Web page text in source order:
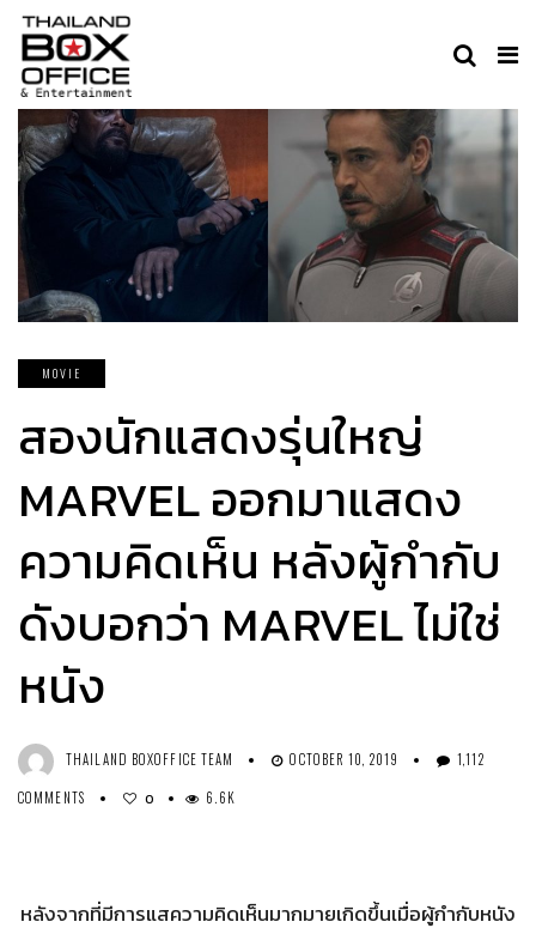
MOVIE
สองนักแสดงรุ่นใหญ่
MARVEL ออกมาแสดง
ความคิดเห็น หลังผู้กำกับ
ดังบอกว่า MARVEL ไม่ใช่
หนัง
THAILAND BOXOFFICE TEAM OCTOBER 10, 2019
1,112
COMMENTS
0 6.6K
หลังจากที่มีการแสความคิดเห็นมากมายเกิดขึ้นเมื่อผู้กำกับหนัง